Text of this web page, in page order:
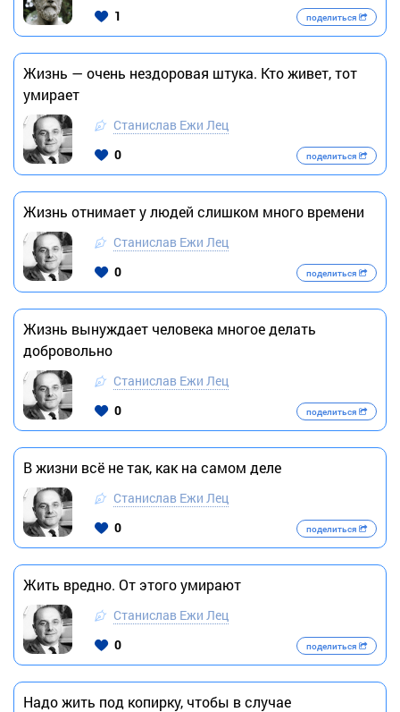
1 поделиться
Жизнь — очень нездоровая штука. Кто живет, тот
умирает
Станислав Ежи Лец
0
поделиться
Жизнь отнимает у людей слишком много времени
Станислав Ежи Лец
0
поделиться
Жизнь вынуждает человека многое делать
добровольно
Станислав Ежи Лец
0
поделиться
В жизни всё не так, как на самом деле
Станислав Ежи Лец
0
поделиться
Жить вредно. От этого умирают
Станислав Ежи Лец
0
поделиться
Надо жить под копирку, чтобы в случае